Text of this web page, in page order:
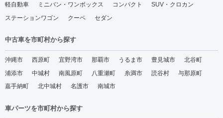
軽自動車 ミニバン・ワンボックス コンパクト
SUV・クロカン
ステーションワゴン
クーペ セダン
中古車を市町村から探す
沖縄市 西原町 宜野湾市 那覇市 うるま市 豊見城市
北谷町
浦添市
中城村 南風原町 八重瀬町 糸満市 読谷村
与那原町
嘉手納町
北中城村 名護市 南城市
車パーツを市町村から探す